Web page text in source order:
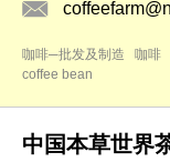
咖啡─批发及制造 咖啡
coffee bean
中国本草世界